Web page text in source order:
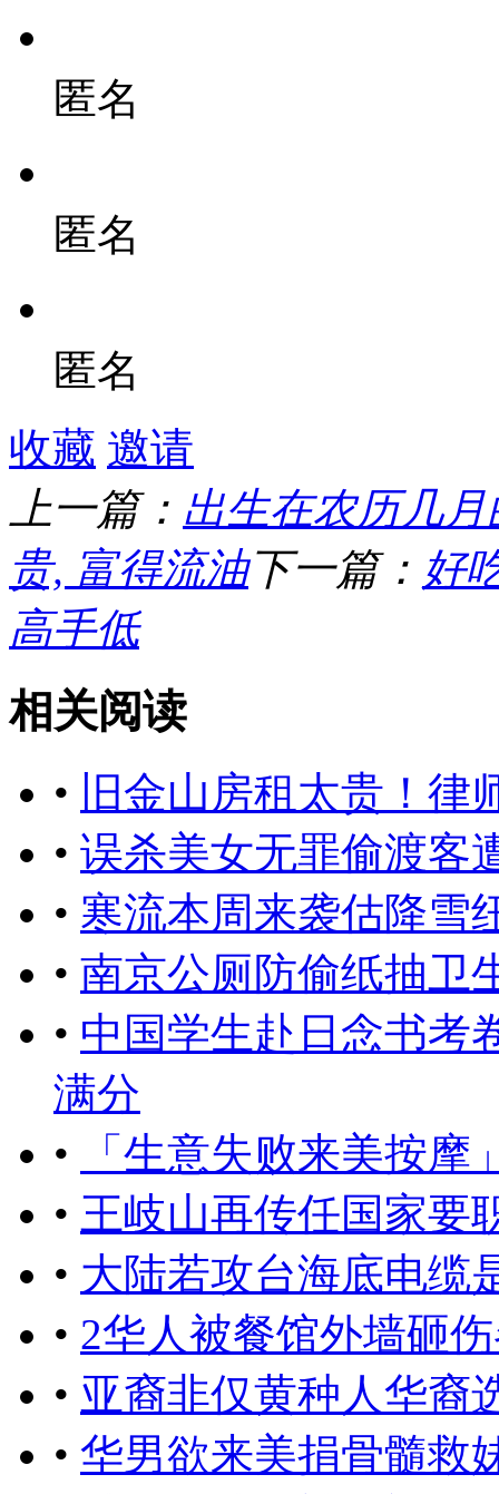
匿名
匿名
匿名
收藏 邀请
上一篇： 出生在农历几
贵, 富得流油下一篇： 好
高手低
相关阅读
•
旧金山房租太贵！
• 误杀美女无罪偷渡客
• 寒流本周来袭估降雪
• 南京公厕防偷纸抽卫
• 中国学生赴日念书考
满分
•
「生意失败来美按
• 王岐山再传任国家要
• 大陆若攻台海底电缆
• 2华人被餐馆外墙砸
• 亚裔非仅黄种人华裔
• 华男欲来美捐骨髓救